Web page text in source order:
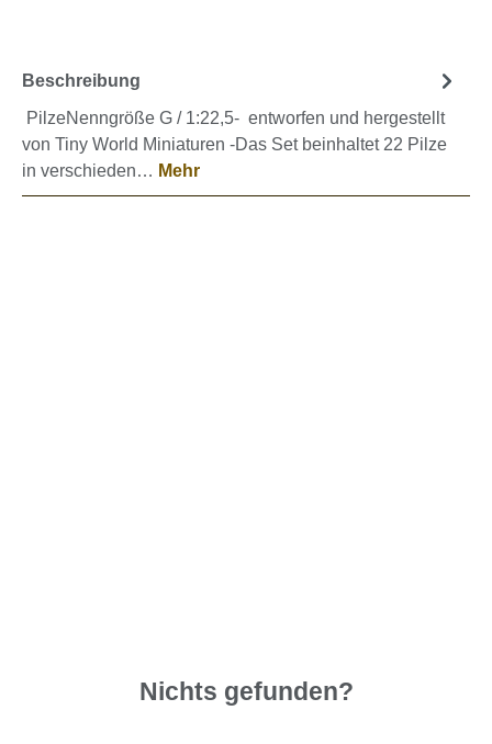
Beschreibung
PilzeNenngröße G / 1:22,5- entworfen und hergestellt
von Tiny World Miniaturen -Das Set beinhaltet 22 Pilze
in verschieden… Mehr
Nichts gefunden?